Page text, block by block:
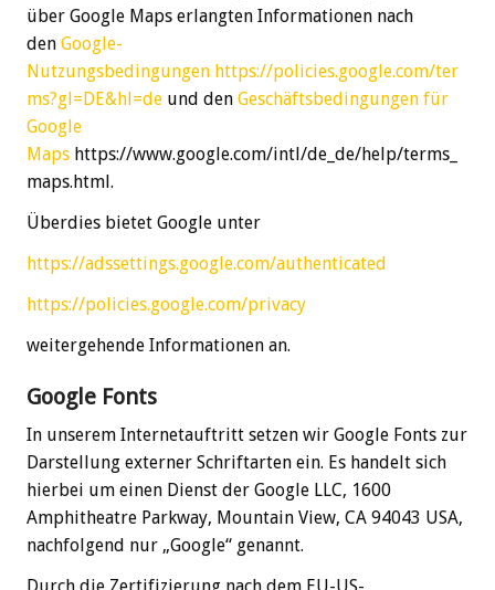
über Google Maps erlangten Informationen nach
den Google-
Nutzungsbedingungen https://policies.google.com/ter
ms?gl=DE&hl=de und den Geschäftsbedingungen für
Google
Maps https://www.google.com/intl/de_de/help/terms_
maps.html.
Überdies bietet Google unter
https://adssettings.google.com/authenticated
https://policies.google.com/privacy
weitergehende Informationen an.
Google Fonts
In unserem Internetauftritt setzen wir Google Fonts zur
Darstellung externer Schriftarten ein. Es handelt sich
hierbei um einen Dienst der Google LLC, 1600
Amphitheatre Parkway, Mountain View, CA 94043 USA,
nachfolgend nur „Google“ genannt.
Durch die Zertifizierung nach dem EU-US-